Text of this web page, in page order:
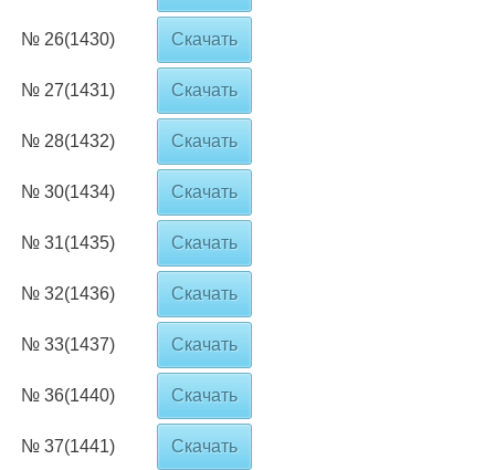
№ 26(1430) Скачать
№ 27(1431) Скачать
№ 28(1432) Скачать
№ 30(1434) Скачать
№ 31(1435) Скачать
№ 32(1436) Скачать
№ 33(1437) Скачать
№ 36(1440) Скачать
№ 37(1441) Скачать